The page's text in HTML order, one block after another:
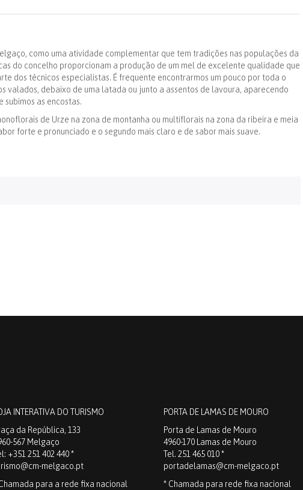
como uma atividade complementar que tem tradições nas populações da
do concelho proporcionam a produção de um mel de excelente qualidade que
dos técnicos especialistas. É frequente encontrarmos um pouco por toda o
valados, debaixo de uma latada ou junto a assentos de lavoura, aparecendo
subimos as encostas.
de Urze na zona de montanha ou multiflorais na zona da ribeira e meia
forte e pronunciado e o segundo mais claro e de sabor mais suave.
INTERATIVA DO TURISMO
da República, 133
567 Melgaço
+351 251 402 440 *
melgaco.pt
para a rede fixa nacional
PORTA DE LAMAS DE MOURO
Porta de Lamas de Mouro
4960-170 Lamas de Mouro
Tel. 251 465 010 *
portadelamas@cm-melgaco.pt
* Chamada para rede fixa nacional